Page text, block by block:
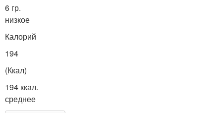
6 гр.
низкое
Калорий
194
(Ккал)
194 ккал.
среднее